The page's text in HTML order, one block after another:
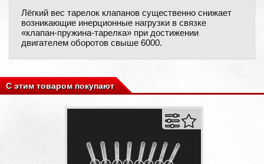
Лёгкий вес тарелок клапанов существенно снижает
возникающие инерционные нагрузки в связке
«клапан-пружина-тарелка» при достижении
двигателем оборотов свыше 6000.
С этим товаром покупают